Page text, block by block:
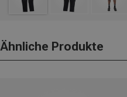
Ähnliche Produkte